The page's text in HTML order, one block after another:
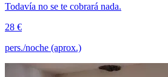
Todavía no se te cobrará nada.
28 €
pers./noche (aprox.)